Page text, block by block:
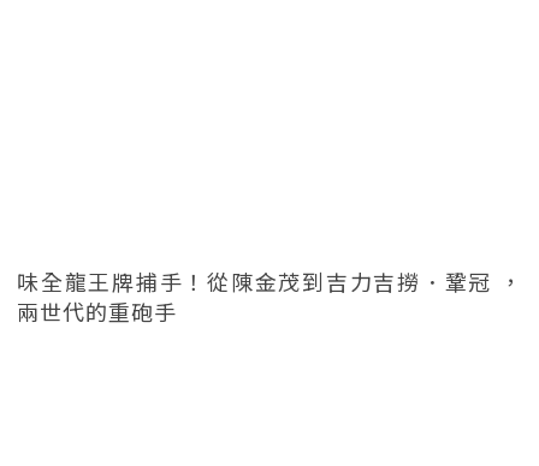
味全龍王牌捕手！從陳金茂到吉力吉撈．鞏冠 ，
兩世代的重砲手